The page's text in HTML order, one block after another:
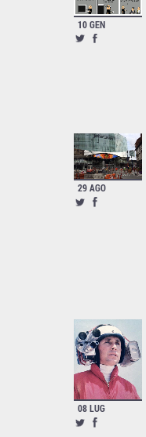
10 GEN
29 AGO
08 LUG